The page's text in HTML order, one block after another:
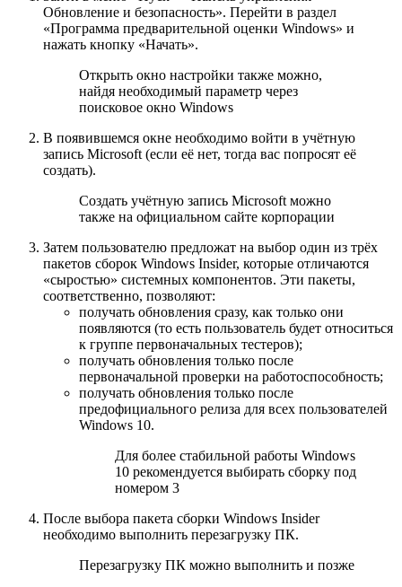
Обновление и безопасность». Перейти в раздел
«Программа предварительной оценки Windows» и
нажать кнопку «Начать».
Открыть окно настройки также можно,
найдя необходимый параметр через
поисковое окно Windows
В появившемся окне необходимо войти в учётную
запись Microsoft (если её нет, тогда вас попросят её
создать).
Создать учётную запись Microsoft можно
также на официальном сайте корпорации
Затем пользователю предложат на выбор один из трёх
пакетов сборок Windows Insider, которые отличаются
«сыростью» системных компонентов. Эти пакеты,
соответственно, позволяют:
получать обновления сразу, как только они
появляются (то есть пользователь будет относиться
к группе первоначальных тестеров);
получать обновления только после
первоначальной проверки на работоспособность;
получать обновления только после
предофициального релиза для всех пользователей
Windows 10.
Для более стабильной работы Windows
10 рекомендуется выбирать сборку под
номером 3
После выбора пакета сборки Windows Insider
необходимо выполнить перезагрузку ПК.
Перезагрузку ПК можно выполнить и позже